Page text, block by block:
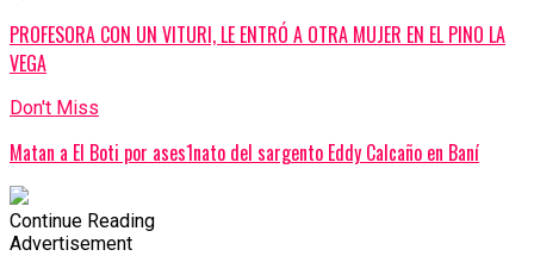
PROFESORA CON UN VITURI, LE ENTRÓ A OTRA MUJER EN EL PINO LA
VEGA
Don't Miss
Matan a El Boti por ases1nato del sargento Eddy Calcaño en Baní
Continue Reading
Advertisement